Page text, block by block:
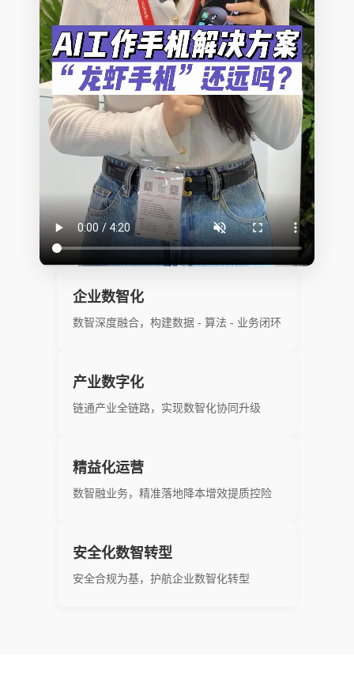
企业数智化
数智深度融合，构建数据 - 算法 - 业务闭环
产业数字化
链通产业全链路，实现数智化协同升级
精益化运营
数智融业务，精准落地降本增效提质控险
安全化数智转型
安全合规为基，护航企业数智化转型